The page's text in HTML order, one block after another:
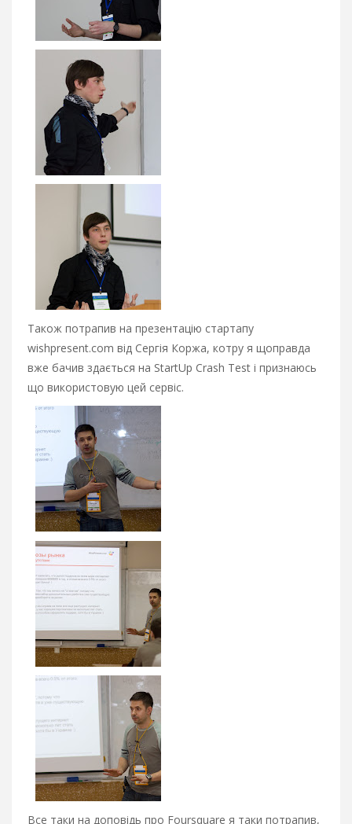
Також потрапив на презентацію стартапу
wishpresent.com від Сергія Коржа, котру я щоправда
вже бачив здається на StartUp Crash Test і признаюсь
що використовую цей сервіс.
Все таки на доповідь про Foursquare я таки потрапив,